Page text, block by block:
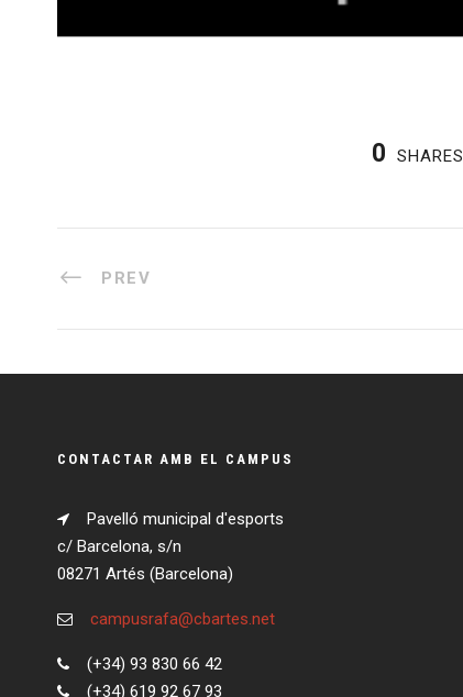
0 SHARES
PREV
CONTACTAR AMB EL CAMPUS
Pavelló municipal d'esports
c/ Barcelona, s/n
08271 Artés (Barcelona)
campusrafa@cbartes.net
(+34) 93 830 66 42
(+34) 619 92 67 93